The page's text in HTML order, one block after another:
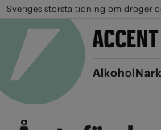
Sveriges största tidning om droger
Alkohol